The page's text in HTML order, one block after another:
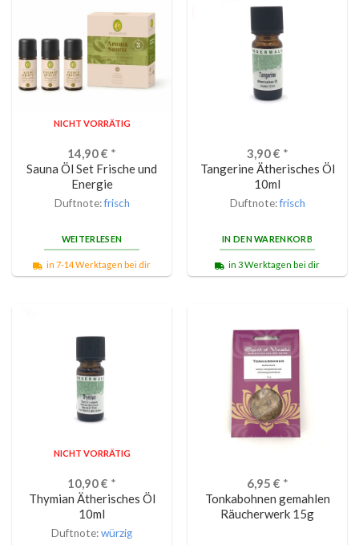
NICHT VORRÄTIG
14,90€ *
Sauna Öl Set Frische und
Energie
Duftnote:frisch
WEITERLESEN
in 7-14 Werktagen bei dir
3,90€ *
Tangerine Ätherisches Öl
10ml
Duftnote:frisch
IN DEN WARENKORB
in 3 Werktagen bei dir
NICHT VORRÄTIG
10,90€ *
Thymian Ätherisches Öl
10ml
Duftnote:würzig
6,95 € *
Tonkabohnen gemahlen
Räucherwerk 15g